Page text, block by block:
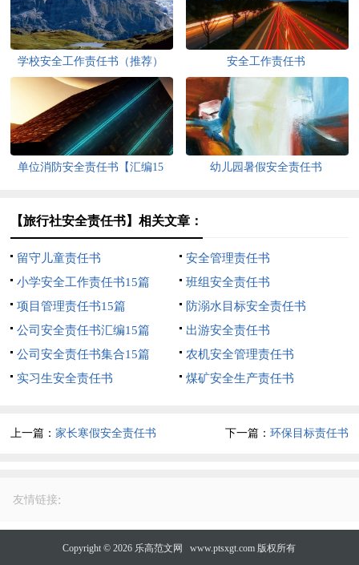
学校安全工作责任书（推荐） 安全工作责任书
单位消防安全责任书【汇编15
幼儿园暑假安全责任书
【旅行社安全责任书】相关文章：
留守儿童责任书
安全管理责任书
小学安全工作责任书15篇
班组安全责任书
项目管理责任书15篇
防溺水目标安全责任书
公司安全责任书汇编15篇
出游安全责任书
公司安全责任书集合15篇
农机安全管理责任书
实习生安全责任书
煤矿安全生产责任书
上一篇：家长寒假安全责任书 下一篇： 环保目标责任书
友情链接:
Copyright © 2026 乐高范文网 www.ptsxgt.com 版权所有